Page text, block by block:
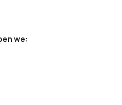
475 meter boven zeeniveau. De
oorsprong en bevat
prachtige zoete wijnen maakt het
worden vervoerd in kleine kratten
van de Aszú druiven vindt
van suiker in de wijn is
we: